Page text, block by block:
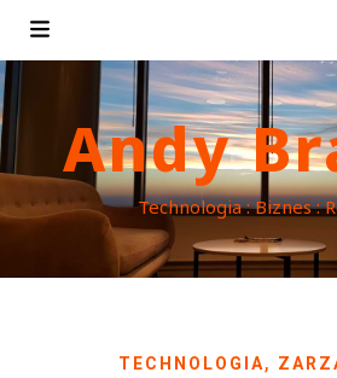
Andy
Technologia : Biznes :
TECHNOLOGIA,